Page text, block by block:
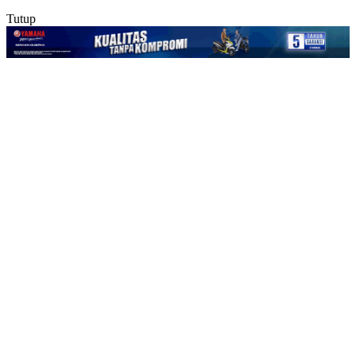
Tutup